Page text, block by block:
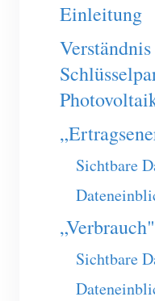
Dreiphasiger
WiFi-
IAMMETER
EV-Ladegerät
Einleitung
Sichtbare
„Verbrauch"
Sichtbare